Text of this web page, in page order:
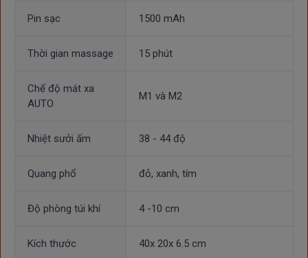
massage thắt lưng Nikio NK-157
laserđược khoa học chứng minh có tác dụng tốt trong việc
hỗ trợ phục hồi chấn thương cấp tính và mãn tính, chống
Pin sạc 1500 mAh
Thời gian massage 15 phút
Chế độ mát xa
AUTO
M1 và M2
Nhiệt sưởi ấm 38 - 44 độ
Quang phổ đỏ, xanh, tím
Độ phòng túi khí 4 -10 cm
Kích thước 40x 20x 6.5 cm